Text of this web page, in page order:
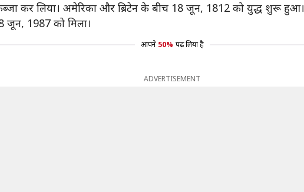
लिया। अमेरिका और ब्रिटेन के बीच 18 जून, 1812 को युद्ध शुरू हुआ।
जून, 1987 को मिला।
आपने 50% पढ़ लिया है
ADVERTISEMENT